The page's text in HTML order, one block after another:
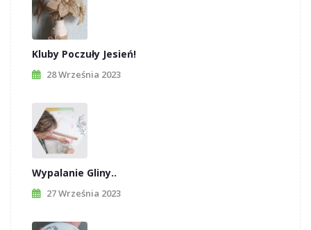
Kluby Poczuły Jesień!
28 Września 2023
Wypalanie Gliny..
27 Września 2023